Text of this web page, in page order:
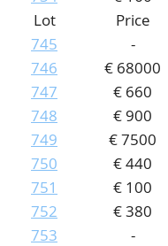
Lot
Price
745
-
746
€ 68000
747
€ 660
748
€ 900
749
€ 7500
750
€ 440
751
€ 100
752
€ 380
753
-